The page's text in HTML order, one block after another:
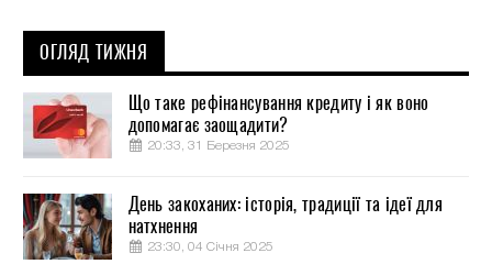
ОГЛЯД ТИЖНЯ
Що таке рефінансування кредиту і як воно
допомагає заощадити?
20:33, 31 Березня 2025
День закоханих: історія, традиції та ідеї для
натхнення
23:30, 04 Січня 2025